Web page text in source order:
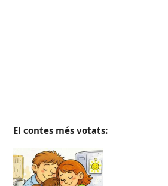
El contes més votats: